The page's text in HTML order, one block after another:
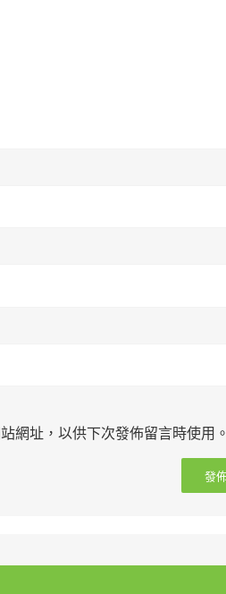
網址，以供下次發佈留言時使用。